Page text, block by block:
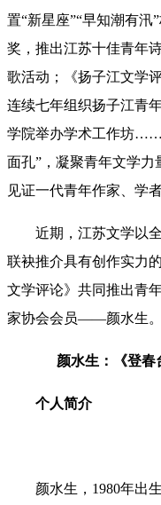
置“新星座”“早知潮有汛
奖，推出江苏十佳青年
歌活动；《扬子江文学
连续七年组织扬子江青
学院举办学术工作坊……
面孔”，凝聚青年文学力
见证一代青年作家、学
近期，江苏文学以全
联袂推介具有创作实力
文学评论》共同推出青年
家协会会员——颜水生。
颜水生：《登春
个人简介
颜水生，1980年出生